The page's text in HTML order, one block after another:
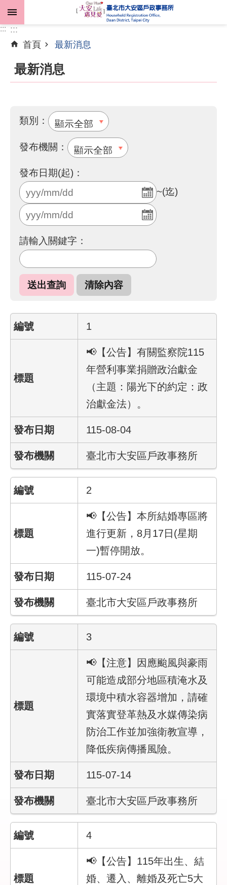
跳到主要內容區塊
進
搜
尋
關
紹
業
務
資
訊
網
路
服
線
上
查
相
關
申
請
案
公
開
站
導
覽
回
頁
系
問
答
雙
詞
彙
市
::: :::
首頁
最新消息
最新消息
類別：
發布機關：
發布日期(起)：
~(迄)
請輸入關鍵字：
1
📢【公告】有關監察院115
年營利事業捐贈政治獻金
（主題：陽光下的約定：政
治獻金法）。
115-08-04
臺北市大安區戶政事務所
2
📢【公告】本所結婚專區將
進行更新，8月17日(星期
一)暫停開放。
115-07-24
臺北市大安區戶政事務所
3
📢【注意】因應颱風與豪雨
可能造成部分地區積淹水及
環境中積水容器增加，請確
實落實登革熱及水媒傳染病
防治工作並加強衛教宣導，
降低疾病傳播風險。
115-07-14
臺北市大安區戶政事務所
4
📢【公告】115年出生、結
婚、遷入、離婚及死亡5大